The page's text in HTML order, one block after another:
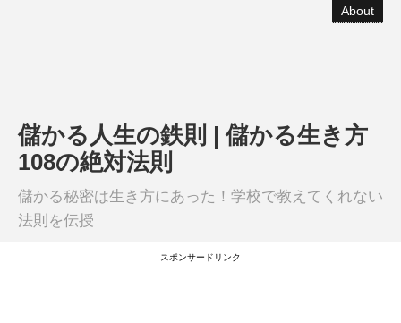
About
儲かる人生の鉄則 | 儲かる生き方
108の絶対法則
儲かる秘密は生き方にあった！学校で教えてくれない
法則を伝授
スポンサードリンク